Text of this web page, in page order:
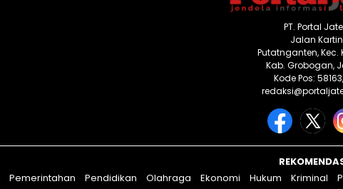
PT. Portal
Jalan
Putatnganten,
Kab. Grobogan,
Kode Pos:
Pemerintahan Pendidikan Olahraga Ekonomi Hukum Kriminal